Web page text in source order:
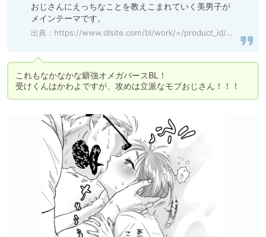
おじさんにえっちなことを教えこまれていく美男子が
メインテーマです。
出典： https://www.dlsite.com/bl/work/=/product_id/RJ01180964.html
これもなかなかな癖強オメガバースBL！
受けくんはかわよですが、攻めは立派なモブおじさん！！！